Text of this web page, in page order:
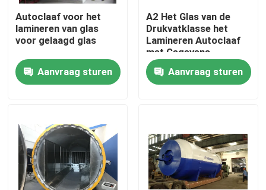
Producten
Video's
Autoclaaf voor het
lamineren van glas
voor gelaagd glas
Aanvraag sturen
A2 Het Glas van de
Drukvatklasse het
Lamineren Autoclaaf
met Gegevens
Controle In real time
Aanvraag sturen